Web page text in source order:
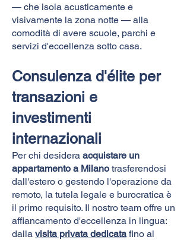
— che isola acusticamente e
visivamente la zona notte — alla
comodità di avere scuole, parchi e
servizi d'eccellenza sotto casa.
Consulenza d'élite per
transazioni e
investimenti
internazionali
Per chi desidera acquistare un
appartamento a Milano trasferendosi
dall'estero o gestendo l'operazione da
remoto, la tutela legale e burocratica è
il primo requisito. Il nostro team offre un
affiancamento d'eccellenza in lingua:
dalla visita privata dedicata fino al